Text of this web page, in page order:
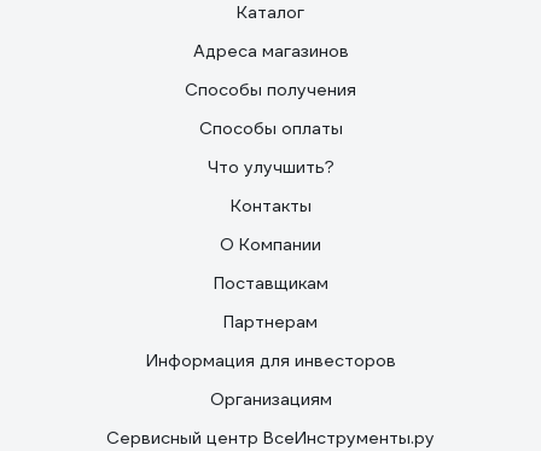
Каталог
Адреса магазинов
Способы получения
Способы оплаты
Что улучшить?
Контакты
О Компании
Поставщикам
Партнерам
Информация для инвесторов
Организациям
Сервисный центр ВсеИнструменты.ру